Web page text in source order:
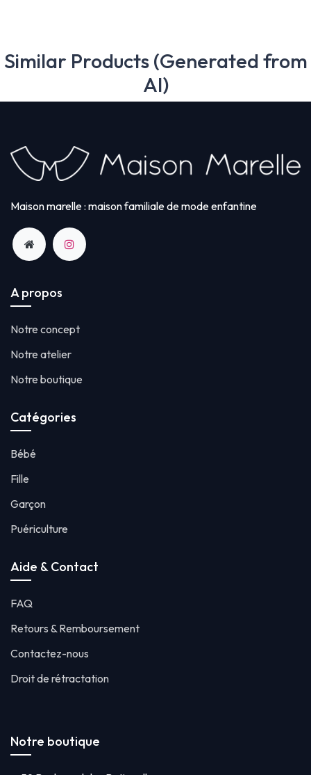
Similar Products (Generated from
AI)
Maison marelle : maison familiale de mode enfantine
A propos
Notre concept
Notre atelier
Notre boutique
Catégories
Bébé
Fille
Garçon
Puériculture
Aide & Contact
FAQ
Retours & Remboursement
Contactez-nous
Droit de rétractation
Notre boutique